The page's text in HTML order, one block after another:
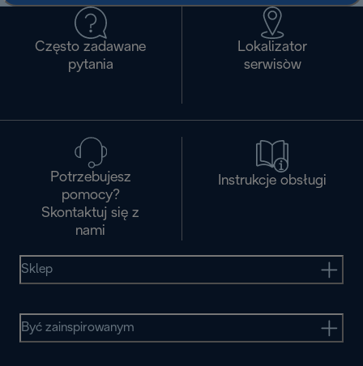
Często zadawane
pytania
Lokalizator
serwisòw
Potrzebujesz
pomocy?
Skontaktuj się z
nami
Instrukcje obsługi
Sklep
Być zainspirowanym